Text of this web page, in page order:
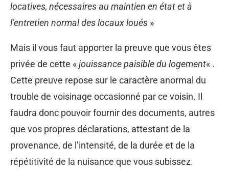
locatives, nécessaires au maintien en état et à
l’entretien normal des locaux loués »
Mais il vous faut apporter la preuve que vous êtes
privée de cette «jouissance paisible du logement« .
Cette preuve repose sur le caractère anormal du
trouble de voisinage occasionné par ce voisin. Il
faudra donc pouvoir fournir des documents, autres
que vos propres déclarations, attestant de la
provenance, de l’intensité, de la durée et de la
répétitivité de la nuisance que vous subissez.